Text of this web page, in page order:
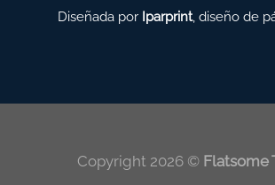
Diseñada por Iparprint, diseño de
Copyright 2026 © Flatsome